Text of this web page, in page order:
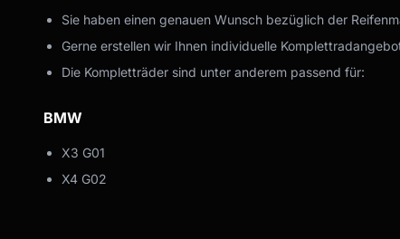
Sie haben einen genauen Wunsch bezüglich der
Gerne erstellen wir Ihnen individuelle
Die Kompletträder sind unter anderem passend für:
BMW
X3 G01
X4 G02